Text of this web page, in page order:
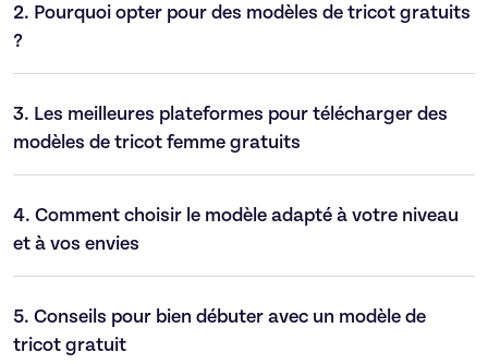
2. Pourquoi opter pour des modèles de tricot gratuits
?
3. Les meilleures plateformes pour télécharger des
modèles de tricot femme gratuits
4. Comment choisir le modèle adapté à votre niveau
et à vos envies
5. Conseils pour bien débuter avec un modèle de
tricot gratuit